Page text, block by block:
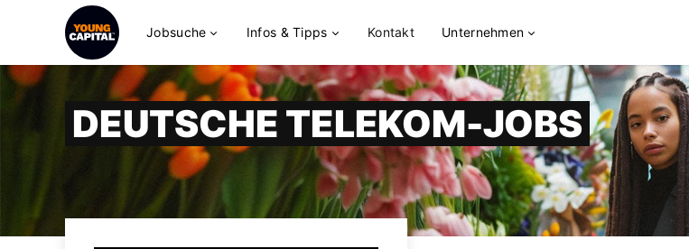
Jobsuche Infos & Tipps Kontakt Unternehmen
DEUTSCHE TELEKOM-JOBS